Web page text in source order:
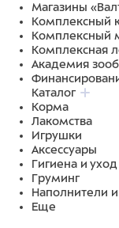
Магазины
Комплексный
Комплексный
Комплексная
Академия
Каталог
Корма
Лакомства
Игрушки
Аксессуары
Гигиена и уход
Груминг
Наполнители
Еще